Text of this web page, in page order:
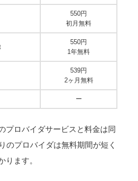
550円
初月無料
550円
1年無料
539円
2ヶ月無料
ー
プロバイダサービスと料金は同
のプロバイダは無料期間が短く
ります。